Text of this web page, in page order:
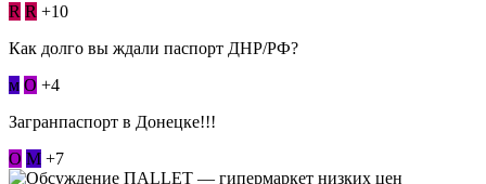
R R +10
Как долго вы ждали паспорт ДНР/РФ?
м О +4
Загранпаспорт в Донецке!!!
О М +7